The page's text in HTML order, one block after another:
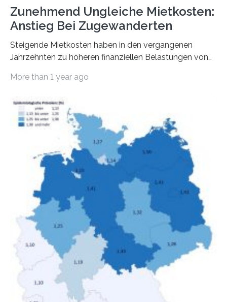
Zunehmend Ungleiche Mietkosten:
Anstieg Bei Zugewanderten
Steigende Mietkosten haben in den vergangenen
Jahrzehnten zu höheren finanziellen Belastungen von
Bundesinstitut für Bevölkerungsforschung (BiB)
gesamten Einkommen zwischen 1990 und 2020 für
unterschiedliche Einkommensgruppen sowie für in
Deutschland geborene Menschen und Zugewanderte
verändert hat. Das Ergebnis: Während Personen mit
hohen Einkommen (oberstes Quintil der Verteilung der
Nettoäquivalenzeinkommen) nur einen moderaten
Anstieg des Mietanteils am Gesamteinkommen
hinnehmen mussten, nahm die Belastung bei
Menschen mit…
More than 1 year ago